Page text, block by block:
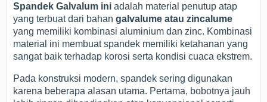
Spandek Galvalum ini adalah material penutup atap
yang terbuat dari bahangalvalume atau zincalume
yang memiliki kombinasi aluminium dan zinc. Kombinasi
material ini membuat spandek memiliki ketahanan yang
sangat baik terhadap korosi serta kondisi cuaca ekstrem.
Pada konstruksi modern, spandek sering digunakan
karena beberapa alasan utama. Pertama, bobotnya jauh